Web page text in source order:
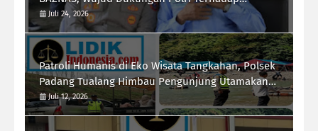
Pemberdayaan Ekonomi Masyarakat
Juli 24, 2026
Patroli Humanis di Eko Wisata Tangkahan, Polsek
Padang Tualang Himbau Pengunjung Utamakan
Keselamatan
Juli 12, 2026